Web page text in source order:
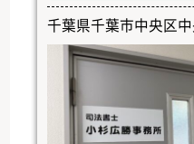
千葉県千葉市中央区